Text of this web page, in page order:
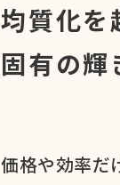
均質化を
固有の輝
価格や​効率だ